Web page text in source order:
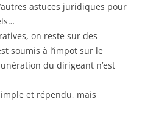
astuces juridiques pour
on reste sur des
soumis à l’impot sur le
du dirigeant n’est
et répendu, mais